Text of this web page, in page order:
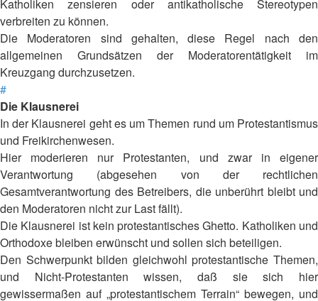
Katholiken zensieren oder antikatholische Stereotypen
verbreiten zu können.
Die Moderatoren sind gehalten, diese Regel nach den
allgemeinen Grundsätzen der Moderatorentätigkeit im
Kreuzgang durchzusetzen.
#
Die Klausnerei
In der Klausnerei geht es um Themen rund um Protestantismus
und Freikirchenwesen.
Hier moderieren nur Protestanten, und zwar in eigener
Verantwortung (abgesehen von der rechtlichen
Gesamtverantwortung des Betreibers, die unberührt bleibt und
den Moderatoren nicht zur Last fällt).
Die Klausnerei ist kein protestantisches Ghetto. Katholiken und
Orthodoxe bleiben erwünscht und sollen sich beteiligen.
Den Schwerpunkt bilden gleichwohl protestantische Themen,
und Nicht-Protestanten wissen, daß sie sich hier
gewissermaßen auf „protestantischem Terrain“ bewegen, und